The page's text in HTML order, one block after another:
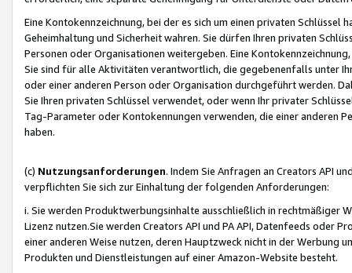
Eine Kontokennzeichnung, bei der es sich um einen privaten
Geheimhaltung und Sicherheit wahren. Sie dürfen Ihren privaten
Personen oder Organisationen weitergeben. Eine
Sie sind für alle Aktivitäten verantwortlich, die gegebenenfalls unter
oder einer anderen Person oder Organisation durchgeführt werden.
Sie Ihren privaten Schlüssel verwendet, oder wenn Ihr privater
Tag-Parameter oder Kontokennungen verwenden, die einer anderen
haben.
(c) Nutzungsanforderungen. Indem Sie Anfragen an Creators API
verpflichten Sie sich zur Einhaltung der folgenden Anforderungen:
i. Sie werden Produktwerbungsinhalte ausschließlich in rechtmäßiger
Lizenz nutzen.Sie werden Creators API und PA API, Datenfeeds oder
einer anderen Weise nutzen, deren Hauptzweck nicht in der Werbung
Produkten und Dienstleistungen auf einer Amazon-Website besteht.